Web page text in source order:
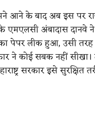
आने के बाद अब इस पर
एमएलसी अंबादास दानवे
पेपर लीक हुआ, उसी तरह
ने कोई सबक नहीं सीखा।
सरकार इसे